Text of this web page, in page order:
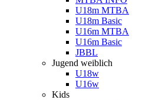
U18m MTBA
U18m Basic
U16m MTBA
U16m Basic
JBBL
Jugend weiblich
U18w
U16w
Kids